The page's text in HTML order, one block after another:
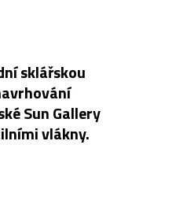
sklářskou
Sun Gallery
vlákny.